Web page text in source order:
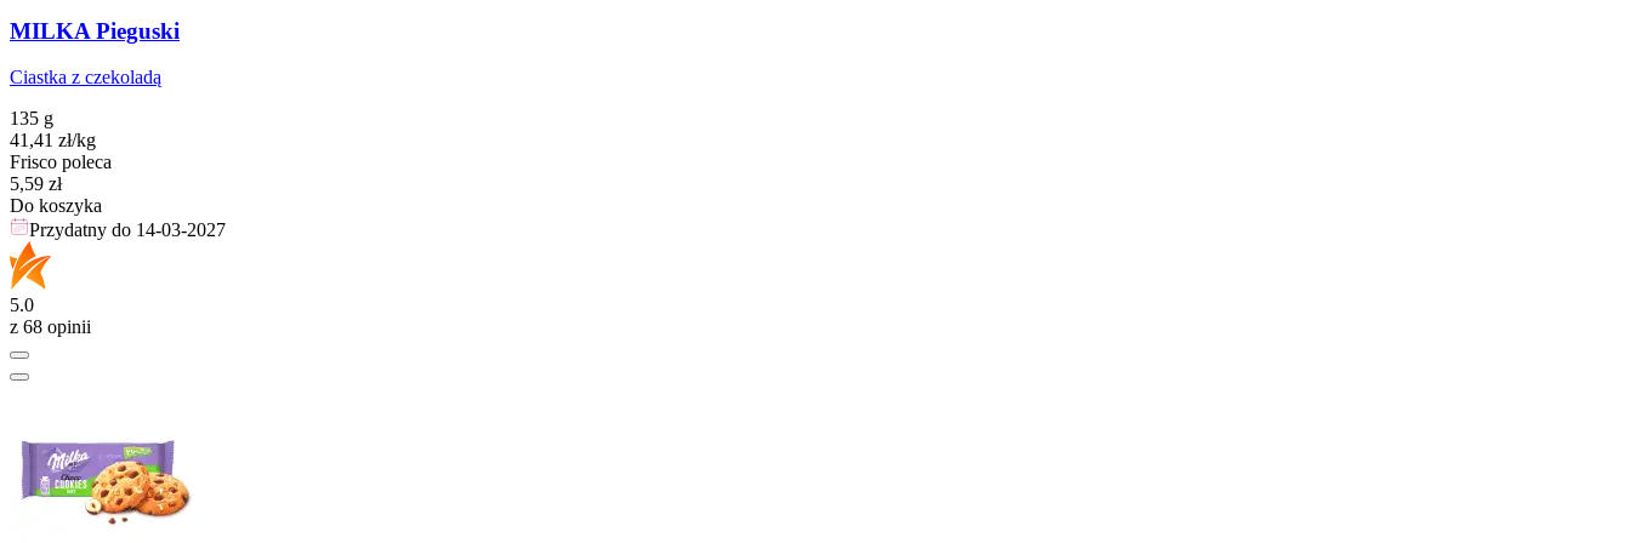
MILKA Pieguski
Ciastka z czekoladą
135 g
41,41 zł/kg
Frisco poleca
Cena
5,59 zł
Do koszyka
Przydatny do 14-03-2027
5.0
z 68 opinii